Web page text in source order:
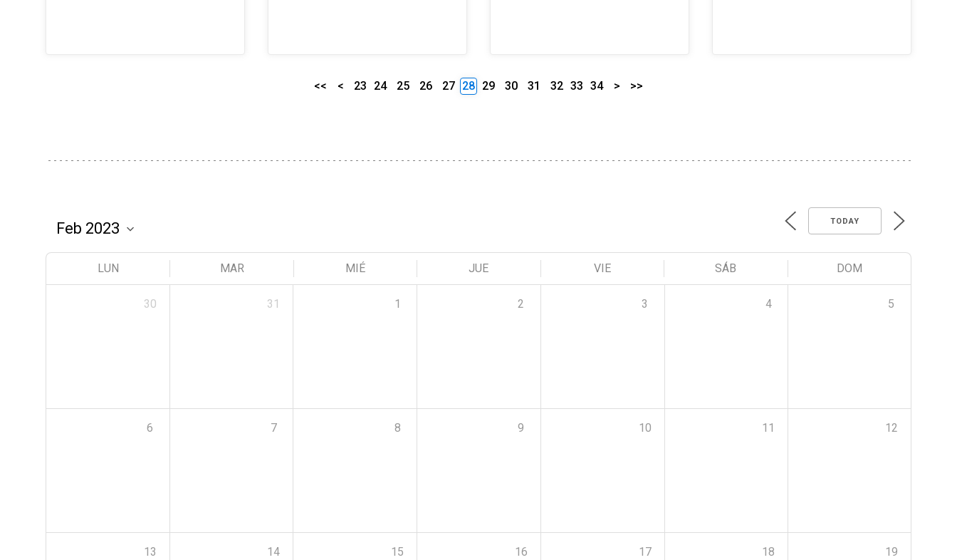
<< < 23 24 25 26 27 28 29 30 31 32 33 34 > >>
TODAY
LUN MAR MIÉ JUE VIE SÁB DOM
30 31 1 2 3 4 5
6 7 8 9 10 11 12
13 14 15 16 17 18 19